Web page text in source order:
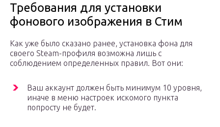
Требования для установки
фонового изображения в Стим
Как уже было сказано ранее, установка фона для
своего Steam-профиля возможна лишь с
соблюдением определенных правил. Вот они:
Ваш аккаунт должен быть минимум 10 уровня,
иначе в меню настроек искомого пункта
попросту не будет.